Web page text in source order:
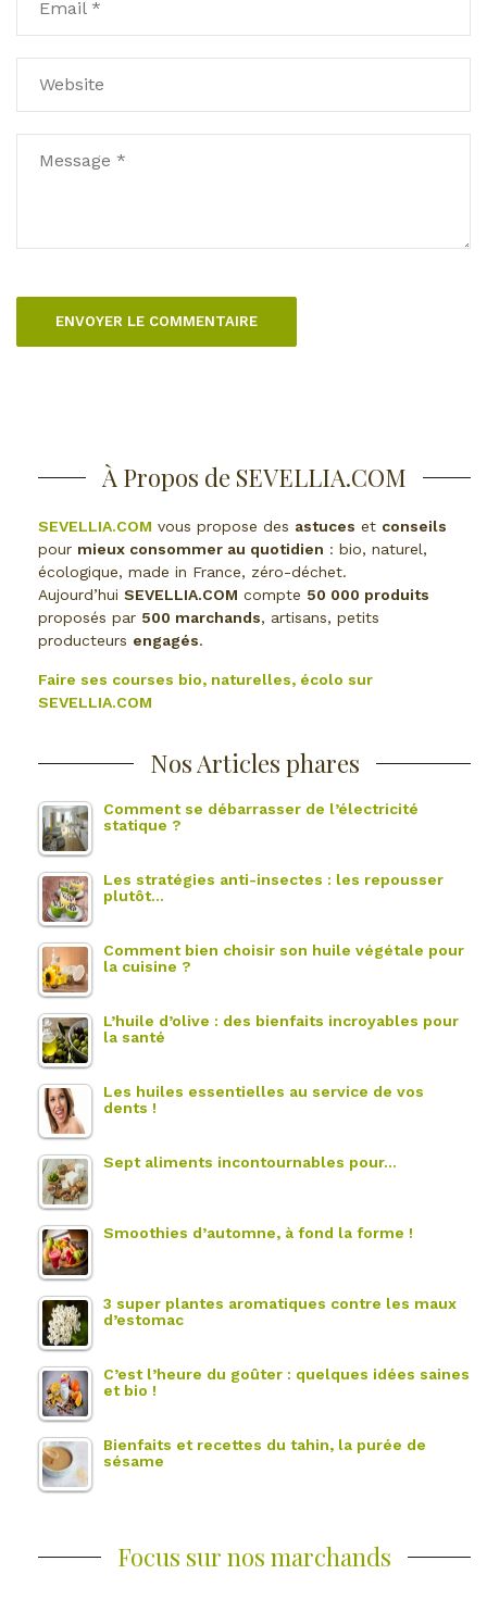
À Propos de SEVELLIA.COM
SEVELLIA.COM vous propose des astuces et conseils
pour mieux consommer au quotidien : bio, naturel,
écologique, made in France, zéro-déchet.
Aujourd’hui SEVELLIA.COM compte 50 000 produits
proposés par 500 marchands, artisans, petits
producteurs engagés.
Faire ses courses bio, naturelles, écolo sur
SEVELLIA.COM
Nos Articles phares
Comment se débarrasser de l’électricité
statique ?
Les stratégies anti-insectes : les repousser
plutôt…
Comment bien choisir son huile végétale pour
la cuisine ?
L’huile d’olive : des bienfaits incroyables pour
la santé
Les huiles essentielles au service de vos
dents !
Sept aliments incontournables pour…
Smoothies d’automne, à fond la forme !
3 super plantes aromatiques contre les maux
d’estomac
C’est l’heure du goûter : quelques idées saines
et bio !
Bienfaits et recettes du tahin, la purée de
sésame
Focus sur nos marchands